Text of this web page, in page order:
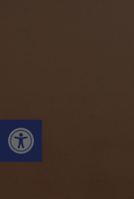
Ouvrir la barre d’outils